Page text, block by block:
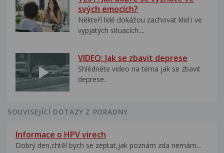
svých emocích?
Někteří lidé dokážou zachovat klid i ve
vypjatých situacích....
VIDEO: Jak se zbavit deprese
Shlédněte video na téma jak se zbavit
deprese..
SOUVISEJÍCÍ DOTAZY Z PORADNY
Informace o HPV virech
Dobrý den,chtěl bych se zeptat,jak poznám zda nemám...